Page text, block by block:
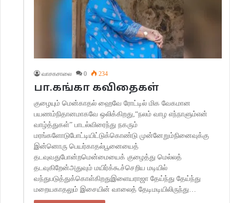
வாசகசாலை 0 234
பா.கங்கா கவிதைகள்
குழையும் மென்காதல் ஹைவே ரோட்டில் மிக வேகமான
பயணம்நிதானமாகவே ஒலிக்கிறது,“நலம் வாழ எந்நாளும்என்
வாழ்த்துகள்” பாடல்விரைந்து நகரும்
மரங்களோடுபோட்டியிட்டுக்கொண்டு முன்னேறும்நினைவுக்கு
இன்னொரு பெயர்காதல்பூனையைத்
தடவுவதுபோன்றமென்மையைக் குழைத்து மெல்லத்
தடவுகிறேன்அதுவும் மயிர்க்கூச்செறிய மடியில்
வந்துபடுத்துக்கொள்கிறதுஇளையராஜா தேய்ந்து தேய்ந்து
மறையகாதலும் இசையின் வாலைத் தேடிமடியிலிருந்து…